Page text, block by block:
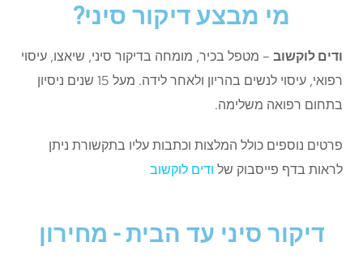
מי מבצע דיקור סיני?
ודים לוקשוב – מטפל בכיר, מומחה בדיקור סיני, שיאצו, עיסוי
רפואי, עיסוי לנשים בהריון ולאחר לידה. מעל 15 שנים ניסיון
בתחום רפואה משלימה.
פרטים נוספים כולל המלצות וכתבות עליו בתקשורת ניתן
לראות בדף פייסבוק של ודים לוקשוב
דיקור סיני עד הבית - מחירון